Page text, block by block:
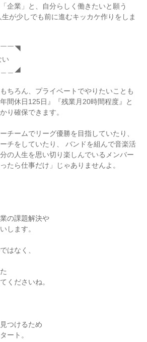
企業」と、自分らしく働きたいと願う
生が少しでも前に進むキッカケ作りをしま
￣◥
＿◢
ちろん、プライベートでやりたいことも
間休日125日』『残業月20時間程度』と
り確保できます。
チームでリーグ優勝を目指していたり、
チをしていたり、 バンドを組んで音楽活
の人生を思い切り楽しんでいるメンバー
たら仕事だけ」じゃありませんよ。
の課題解決や
します。
はなく、
くださいね。
つけるため
ート。